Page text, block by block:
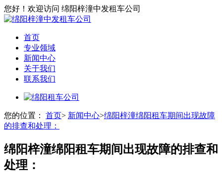
您好！欢迎访问 绵阳梓潼中发租车公司
首页
专业领域
新闻中心
关于我们
联系我们
您的位置： 首页> 新闻中心>绵阳梓潼绵阳租车期间出现故障
的排查和处理：
绵阳梓潼绵阳租车期间出现故障的排查和
处理：